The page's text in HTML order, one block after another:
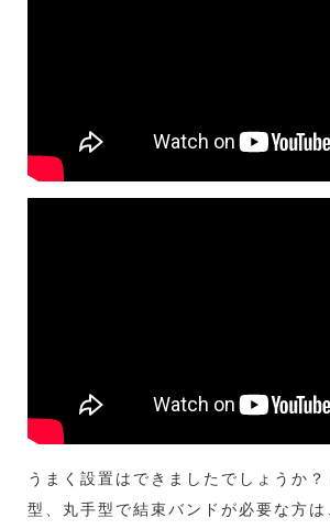
うまく設置はできましたでしょうか
型、丸手型で結束バンドが必要な方